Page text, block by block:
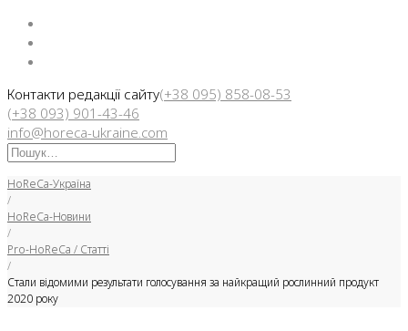
Контакти редакції сайту(+38 095) 858-08-53
(+38 093) 901-43-46
info@horeca-ukraine.com
Искать:
HoReCa-Україна
/
HoReCa-Новини
/
Pro-HoReCa / Статті
/
Стали відомими результати голосування за найкращий рослинний продукт
2020 року